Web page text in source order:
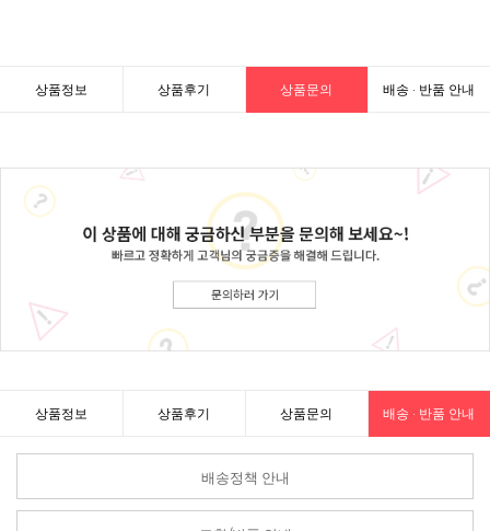
상품정보 상품후기 상품문의 배송 · 반품 안내
상품정보 상품후기 상품문의 배송 · 반품 안내
배송정책 안내